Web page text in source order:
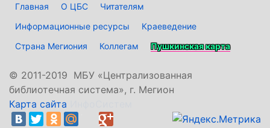
Главная О ЦБС
Читателям
Информационные ресурсы
Краеведение
Страна Мегиония
Коллегам Пушкинская карта
© 2011-2019 МБУ «Централизованная
библиотечная система», г. Мегион
Карта сайта